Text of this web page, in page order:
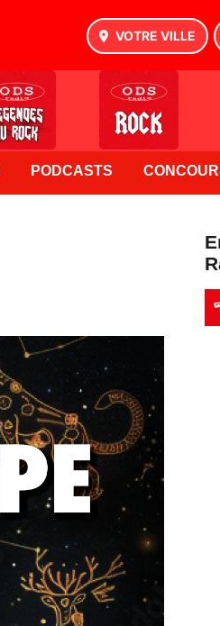
VOTRE VILLE
PODCASTS